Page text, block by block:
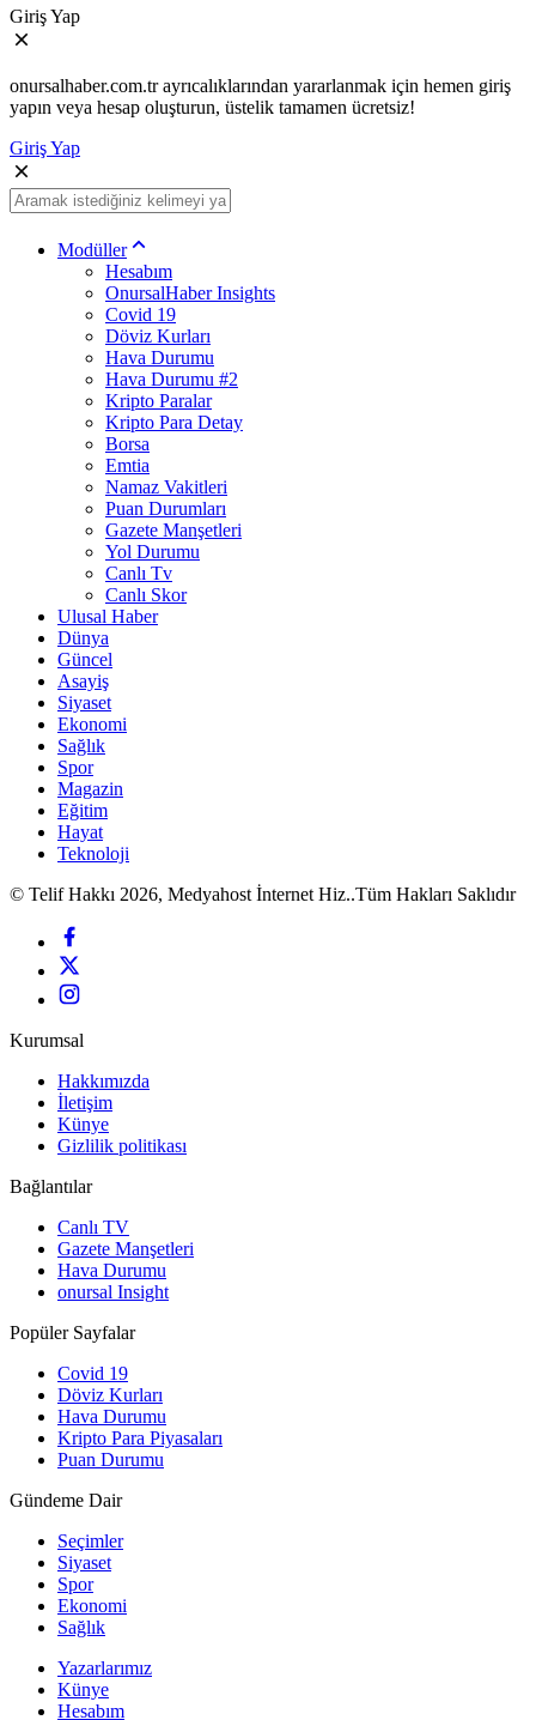
Giriş Yap
onursalhaber.com.tr ayrıcalıklarından yararlanmak için hemen giriş
yapın veya hesap oluşturun, üstelik tamamen ücretsiz!
Giriş Yap
Modüller
Hesabım
OnursalHaber Insights
Covid 19
Döviz Kurları
Hava Durumu
Hava Durumu #2
Kripto Paralar
Kripto Para Detay
Borsa
Emtia
Namaz Vakitleri
Puan Durumları
Gazete Manşetleri
Yol Durumu
Canlı Tv
Canlı Skor
Ulusal Haber
Dünya
Güncel
Asayiş
Siyaset
Ekonomi
Sağlık
Spor
Magazin
Eğitim
Hayat
Teknoloji
© Telif Hakkı 2026, Medyahost İnternet Hiz..Tüm Hakları Saklıdır
Kurumsal
Hakkımızda
İletişim
Künye
Gizlilik politikası
Bağlantılar
Canlı TV
Gazete Manşetleri
Hava Durumu
onursal Insight
Popüler Sayfalar
Covid 19
Döviz Kurları
Hava Durumu
Kripto Para Piyasaları
Puan Durumu
Gündeme Dair
Seçimler
Siyaset
Spor
Ekonomi
Sağlık
Yazarlarımız
Künye
Hesabım